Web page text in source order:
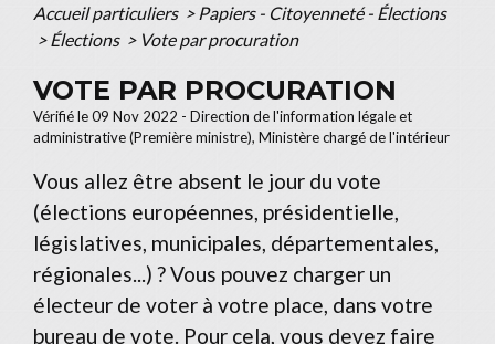
Accueil particuliers > Papiers - Citoyenneté - Élections
> Élections > Vote par procuration
VOTE PAR PROCURATION
Vérifié le 09 Nov 2022 - Direction de l'information légale et
administrative (Première ministre), Ministère chargé de l'intérieur
Vous allez être absent le jour du vote
(élections européennes, présidentielle,
législatives, municipales, départementales,
régionales...) ? Vous pouvez charger un
électeur de voter à votre place, dans votre
bureau de vote. Pour cela, vous devez faire